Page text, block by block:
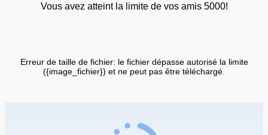
Vous avez atteint la limite de vos amis 5000!
Erreur de taille de fichier: le fichier dépasse autorisé la limite
({image_fichier}) et ne peut pas être téléchargé.